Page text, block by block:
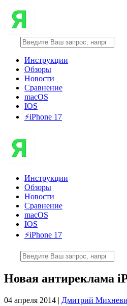
Инструкции
Обзоры
Новости
Сравнение
macOS
IOS
⚡️iPhone 17
Инструкции
Обзоры
Новости
Сравнение
macOS
IOS
⚡️iPhone 17
Новая антиреклама
04 апреля 2014 | Дмитрий